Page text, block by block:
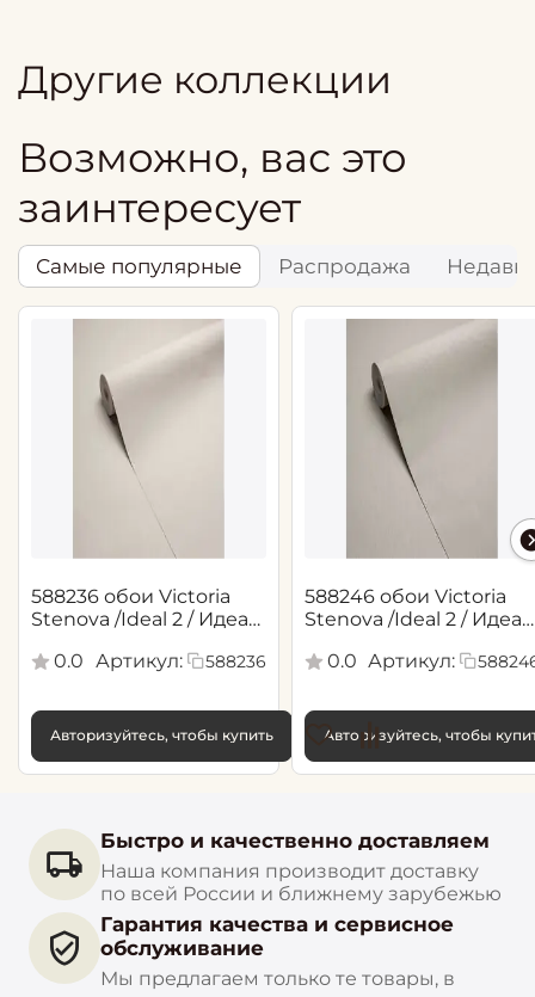
Другие коллекции
Возможно, вас это
заинтересует
Самые популярные Распродажа
588236 обои Victoria
Stenova /Ideal 2 / Идеал
0.0
Артикул: 588236
Авторизуйтесь, чтобы купить
588246 обои Victoria
Stenova /Ideal 2 / Идеал
0.0 Артикул:
Авторизуйтесь, чтобы
Быстро и качественно доставляем
Наша компания производит доставку
по всей России и ближнему зарубежью
Гарантия качества и сервисное
обслуживание
Мы предлагаем только те товары, в